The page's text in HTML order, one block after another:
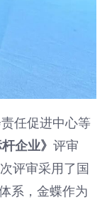
任促进中心等
杆企业》评审
评审采用了国
系，金蝶作为